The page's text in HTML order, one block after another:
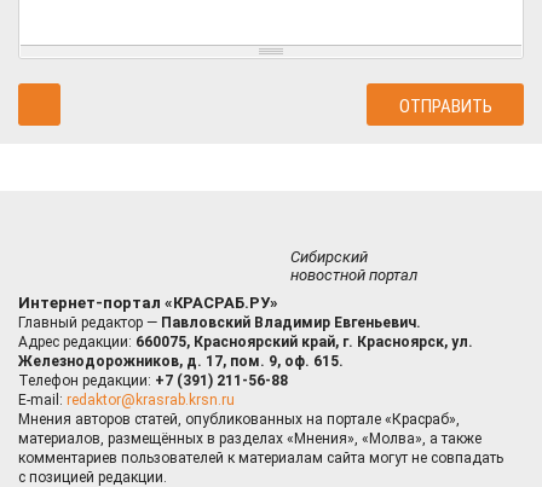
Сибирский
новостной портал
Интернет-портал «КРАСРАБ.РУ»
Главный редактор — Павловский Владимир Евгеньевич.
Адрес редакции: 660075, Красноярский край, г. Красноярск, ул.
Железнодорожников, д. 17, пом. 9, оф. 615.
Телефон редакции: +7 (391) 211-56-88
E-mail: redaktor@krasrab.krsn.ru
Мнения авторов статей, опубликованных на портале «Красраб»,
материалов, размещённых в разделах «Мнения», «Молва», а также
комментариев пользователей к материалам сайта могут не совпадать
с позицией редакции.